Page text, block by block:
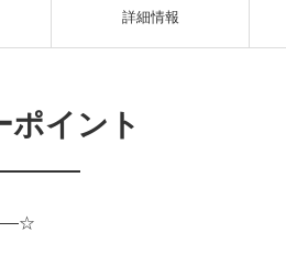
詳細情報
ポイント